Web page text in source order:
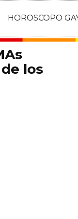
HOROSCOPO
los